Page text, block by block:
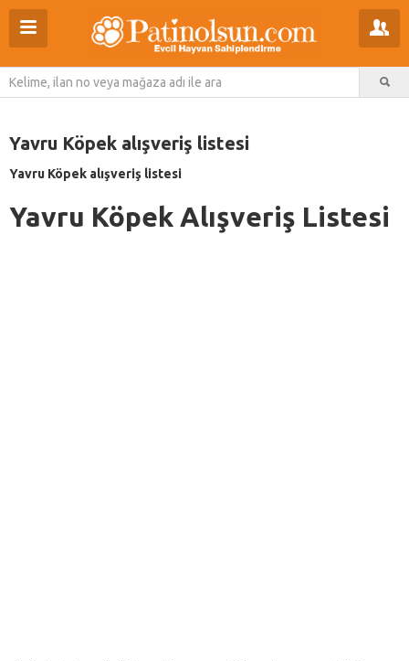
Yavru Köpek alışveriş listesi
Yavru Köpek alışveriş listesi
Yavru Köpek Alışveriş Listesi